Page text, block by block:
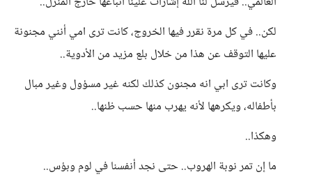
لكن.. في كل مرة نقرر فيها الخروج، كانت ترى امي أنني مجنونة
عليها التوقف عن هذا من خلال بلع مزيد من الأدوية..
وكانت ترى ابي انه مجنون كذلك لكنه غير مسؤول وغير مبال
بأطفاله، ويكرهها لأنه يهرب منها حسب ظنها..
وهكذا..
ما إن تمر نوبة الهروب.. حتى نجد أنفسنا في لوم وبؤس..